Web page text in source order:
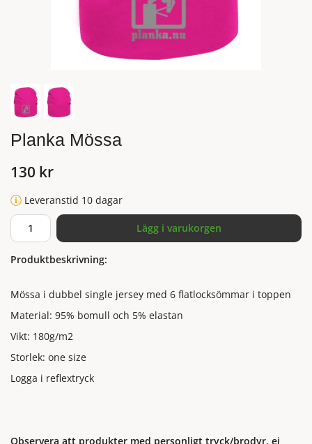
Planka Mössa
130 kr
Leveranstid 10 dagar
Lägg i varukorgen
Produktbeskrivning:
Mössa i dubbel single jersey med 6 flatlocksömmar i toppen
Material: 95% bomull och 5% elastan
Vikt: 180g/m2
Storlek: one size
Logga i reflextryck
Observera att produkter med personligt tryck/brodyr, ej